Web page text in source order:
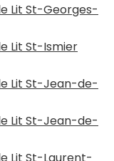
Lit St-Georges-
Lit St-Ismier
Lit St-Jean-de-
Lit St-Jean-de-
Lit St-Laurent-